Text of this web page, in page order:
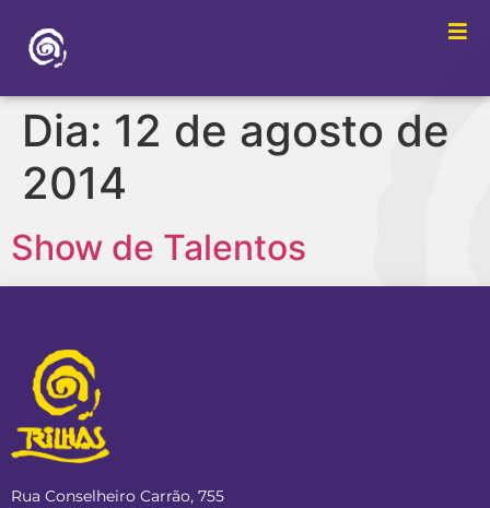
Dia: 12 de agosto de
2014
Show de Talentos
Rua Conselheiro Carrão, 755